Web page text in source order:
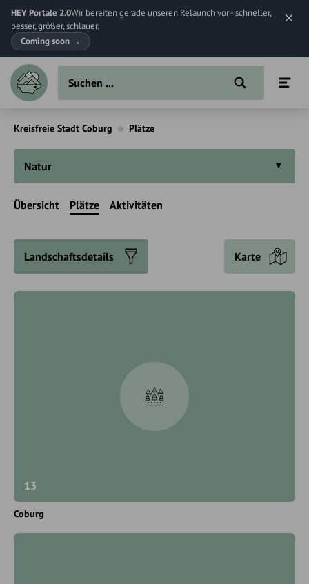
HEY Portale 2.0Wir bereiten gerade unseren Relaunch vor - schneller,
besser, größer, schlauer.
Coming soon →
Kreisfreie Stadt Coburg Plätze
Natur
Übersicht Plätze Aktivitäten
Landschaftsdetails Karte
13
Coburg